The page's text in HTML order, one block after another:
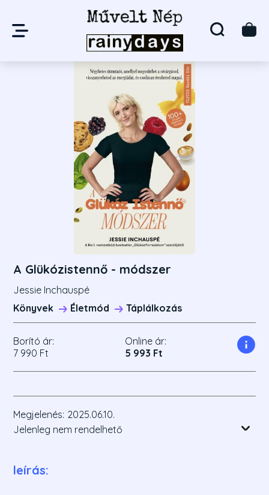
A Glükózistennő - módszer
Jessie Inchauspé
Könyvek
Életmód Táplálkozás
Borító ár:
7 990 Ft
Online ár:
5 993 Ft
Megjelenés: 2025.06.10.
Jelenleg nem rendelhető
leírás: